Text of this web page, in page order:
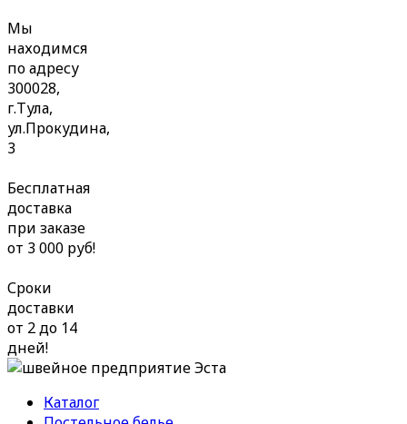
Мы
находимся
по адресу
300028,
г.Тула,
ул.Прокудина,
3
Бесплатная
доставка
при заказе
от 3 000 руб!
Сроки
доставки
от 2 до 14
дней!
Каталог